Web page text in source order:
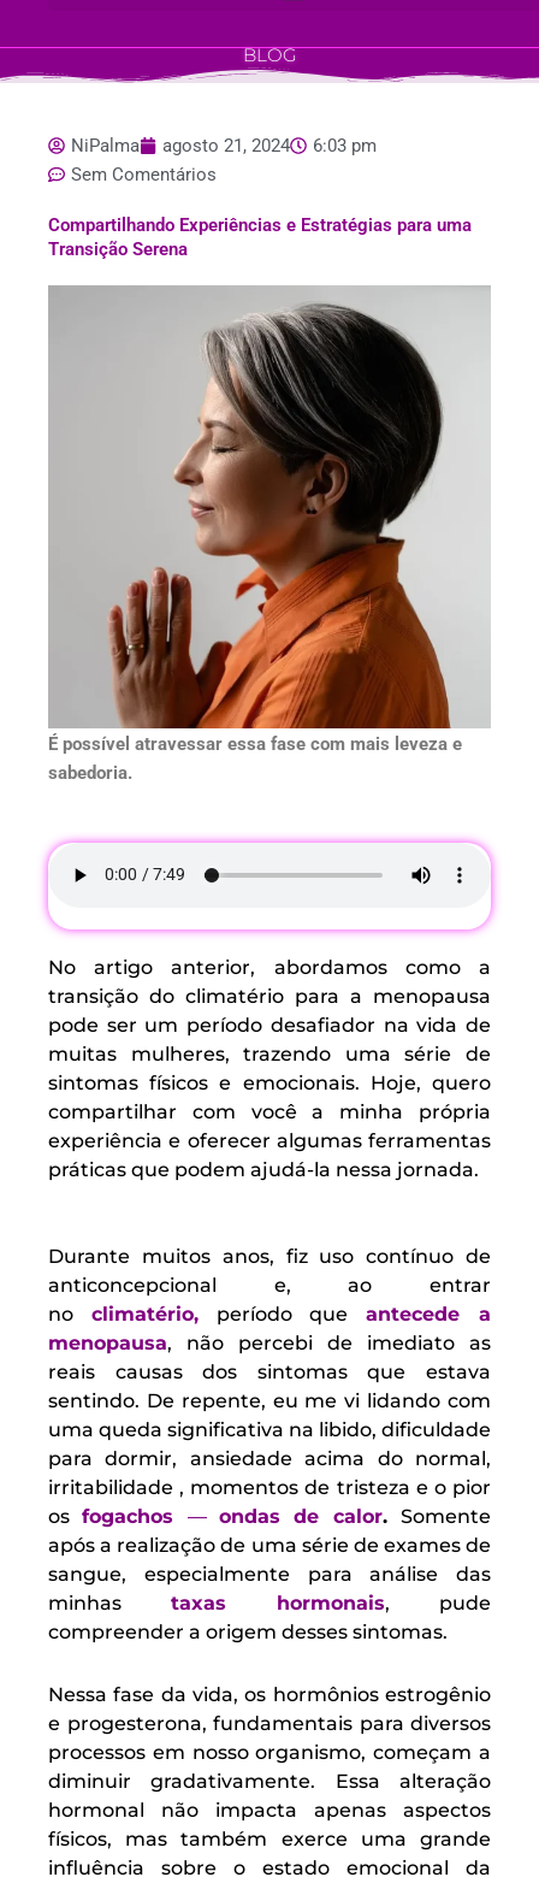
BLOG
NiPalma agosto 21, 2024
6:03 pm
Sem Comentários
Compartilhando Experiências e Estratégias para uma
Transição Serena
É possível atravessar essa fase com mais leveza e
sabedoria.
No artigo anterior, abordamos como a
transição do climatério para a menopausa
pode ser um período desafiador na vida de
muitas mulheres, trazendo uma série de
sintomas físicos e emocionais. Hoje, quero
compartilhar com você a minha própria
experiência e oferecer algumas ferramentas
práticas que podem ajudá-la nessa jornada.
Durante muitos anos, fiz uso contínuo de
anticoncepcional e, ao entrar
no climatério,período queantecede a
menopausa, não percebi de imediato as
reais causas dos sintomas que estava
sentindo. De repente, eu me vi lidando com
uma queda significativa na libido, dificuldade
para dormir, ansiedade acima do normal,
irritabilidade , momentos de tristeza e o pior
osfogachos —ondas de calor.Somente
após a realização de uma série de exames de
sangue, especialmente para análise das
minhas taxas hormonais, pude
compreender a origem desses sintomas.
Nessa fase da vida, os hormônios estrogênio
e progesterona, fundamentais para diversos
processos em nosso organismo, começam a
diminuir gradativamente. Essa alteração
hormonal não impacta apenas aspectos
físicos, mas também exerce uma grande
influência sobre o estado emocional da